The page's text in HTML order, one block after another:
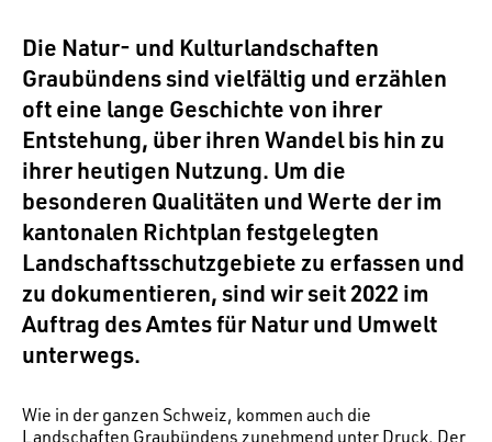
Die Natur- und Kulturlandschaften
Graubündens sind vielfältig und erzählen
oft eine lange Geschichte von ihrer
Entstehung, über ihren Wandel bis hin zu
ihrer heutigen Nutzung. Um die
besonderen Qualitäten und Werte der im
kantonalen Richtplan festgelegten
Landschaftsschutzgebiete zu erfassen und
zu dokumentieren, sind wir seit 2022 im
Auftrag des Amtes für Natur und Umwelt
unterwegs.
Wie in der ganzen Schweiz, kommen auch die
Landschaften Graubündens zunehmend unter Druck. Der